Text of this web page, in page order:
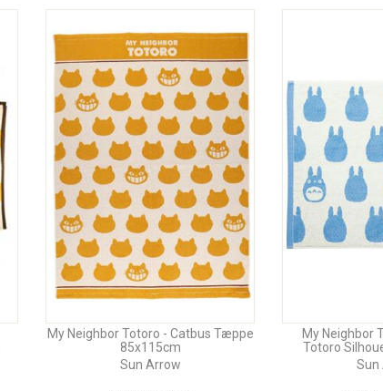
My Neighbor Totoro - Catbus Tæppe
85x115cm
Sun Arrow
My Neighbor
Totoro
Sun